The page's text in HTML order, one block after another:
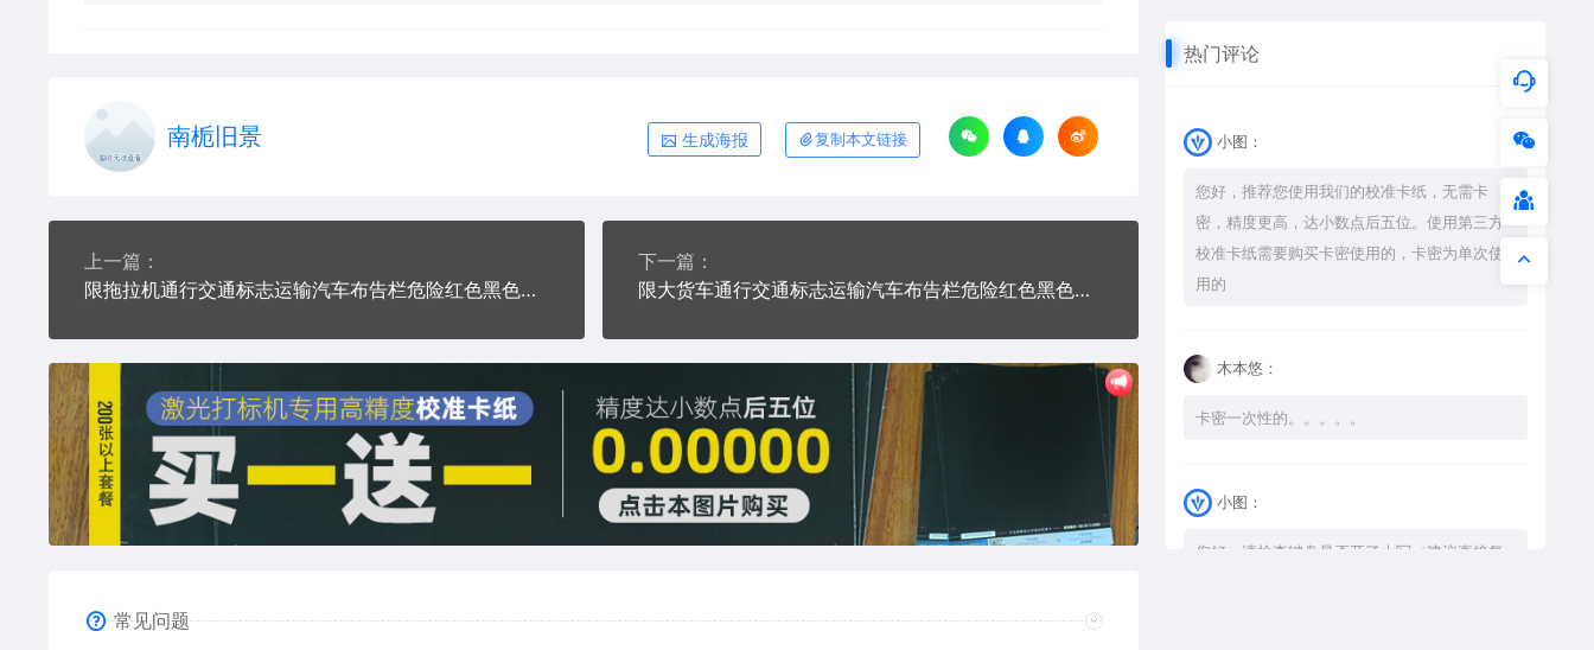
南栀旧景 生成海报 复制本文链接
上一篇：
限拖拉机通行交通标志运输汽车布告栏危险红色黑色白色
下一篇：
限大货车通行交通标志运输汽车布告栏危险红色黑色白色
常见问题
热门评论
小图：
您好，推荐您使用我们的校准卡纸，无需卡
密，精度更高，达小数点后五位。使用第三方
校准卡纸需要购买卡密使用的，卡密为单次使
用的
木本悠：
卡密一次性的。。。。。
小图：
您好，请检查键盘是否开了大写（建议直接复